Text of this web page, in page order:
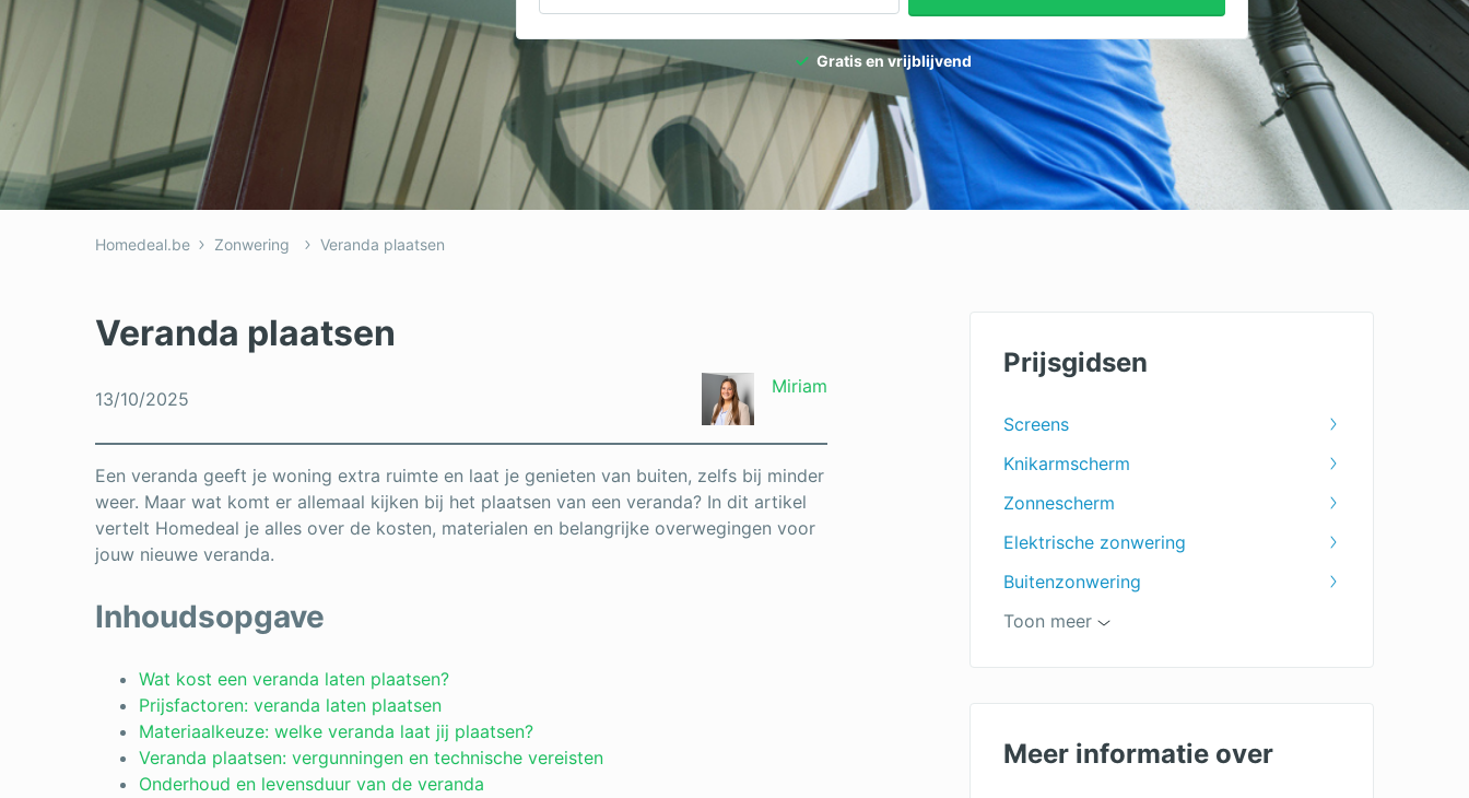
Gratis en vrijblijvend
Homedeal.be Zonwering Veranda plaatsen
Veranda plaatsen
13/10/2025
Miriam
Een veranda geeft je woning extra ruimte en laat je genieten van buiten, zelfs bij minder
weer. Maar wat komt er allemaal kijken bij het plaatsen van een veranda? In dit artikel
vertelt Homedeal je alles over de kosten, materialen en belangrijke overwegingen voor
jouw nieuwe veranda.
Inhoudsopgave
Wat kost een veranda laten plaatsen?
Prijsfactoren: veranda laten plaatsen
Materiaalkeuze: welke veranda laat jij plaatsen?
Veranda plaatsen: vergunningen en technische vereisten
Onderhoud en levensduur van de veranda
Prijsgidsen
Screens
Knikarmscherm
Zonnescherm
Elektrische zonwering
Buitenzonwering
Uitvalscherm
Zonwering binnenkant
Zonwering voor het terras
Toon meer
Meer informatie over